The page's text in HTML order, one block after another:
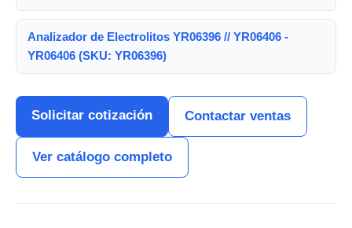
Analizador de Electrolitos YR06396 // YR06406 -
YR06406 (SKU: YR06396)
Solicitar cotización Contactar ventas
Ver catálogo completo